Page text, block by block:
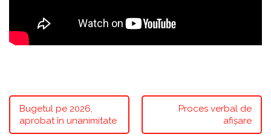
Bugetul pe 2026,
aprobat în unanimitate
Proces verbal de
afișare